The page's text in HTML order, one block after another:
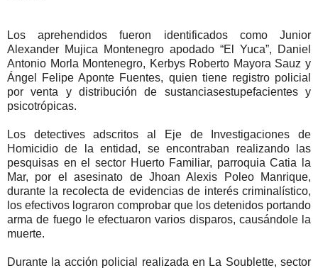
Los aprehendidos fueron identificados como Junior
Alexander Mujica Montenegro apodado “El Yuca”, Daniel
Antonio Morla Montenegro, Kerbys Roberto Mayora Sauz y
Ángel Felipe Aponte Fuentes, quien tiene registro policial
por venta y distribución de sustanciasestupefacientes y
psicotrópicas.
Los detectives adscritos al Eje de Investigaciones de
Homicidio de la entidad, se encontraban realizando las
pesquisas en el sector Huerto Familiar, parroquia Catia la
Mar, por el asesinato de Jhoan Alexis Poleo Manrique,
durante la recolecta de evidencias de interés criminalístico,
los efectivos lograron comprobar que los detenidos portando
arma de fuego le efectuaron varios disparos, causándole la
muerte.
Durante la acción policial realizada en La Soublette, sector